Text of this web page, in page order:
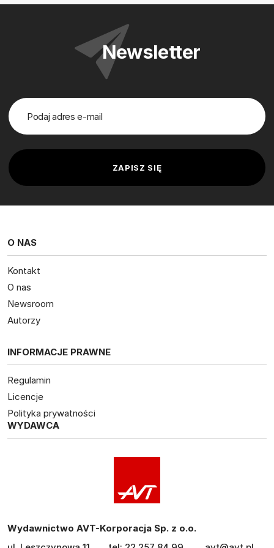
Newsletter
O NAS
Kontakt
O nas
Newsroom
Autorzy
INFORMACJE PRAWNE
Regulamin
Licencje
Polityka prywatności
WYDAWCA
Wydawnictwo AVT-Korporacja Sp. z o.o.